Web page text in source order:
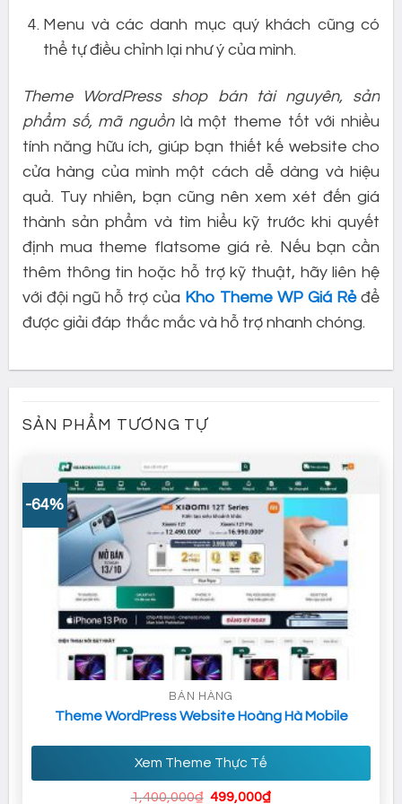
Menu và các danh mục quý khách cũng có
thể tự điều chỉnh lại như ý của mình.
Theme WordPress shop bán tài nguyên, sản
phẩm số, mã nguồnlà một theme tốt với nhiều
tính năng hữu ích, giúp bạn thiết kế website cho
cửa hàng của mình một cách dễ dàng và hiệu
quả. Tuy nhiên, bạn cũng nên xem xét đến giá
thành sản phẩm và tìm hiểu kỹ trước khi quyết
định mua theme flatsome giá rẻ. Nếu bạn cần
thêm thông tin hoặc hỗ trợ kỹ thuật, hãy liên hệ
với đội ngũ hỗ trợ của Kho Theme WP Giá Rẻđể
được giải đáp thắc mắc và hỗ trợ nhanh chóng.
SẢN PHẨM TƯƠNG TỰ
-64%
BÁN HÀNG
Theme WordPress Website Hoàng Hà Mobile
Xem Theme Thực Tế
1,400,000₫ Giá
499,000₫Giá